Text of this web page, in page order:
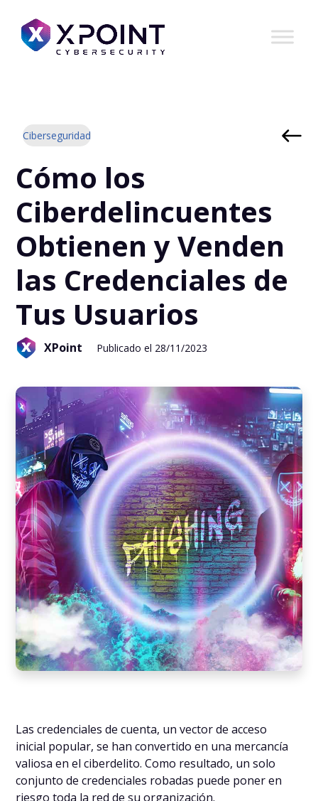
Ciberseguridad
Cómo los
Ciberdelincuentes
Obtienen y Venden
las Credenciales de
Tus Usuarios
XPoint Publicado el 28/11/2023
Las credenciales de cuenta, un vector de acceso
inicial popular, se han convertido en una mercancía
valiosa en el ciberdelito. Como resultado, un solo
conjunto de credenciales robadas puede poner en
riesgo toda la red de su organización.